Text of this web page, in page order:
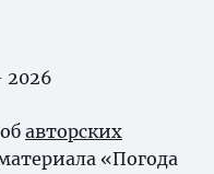
2026
авторских
«Погода